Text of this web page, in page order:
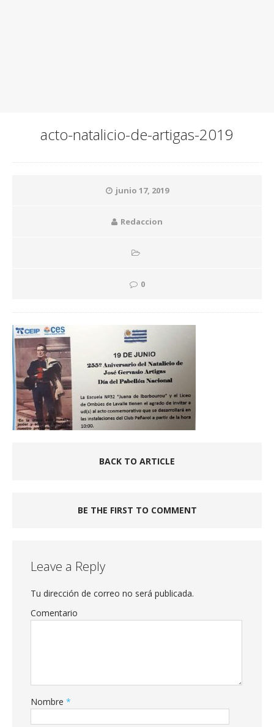
acto-natalicio-de-artigas-2019
junio 17, 2019
Redaccion
0
BACK TO ARTICLE
BE THE FIRST TO COMMENT
Leave a Reply
Tu dirección de correo no será publicada.
Comentario
Nombre *